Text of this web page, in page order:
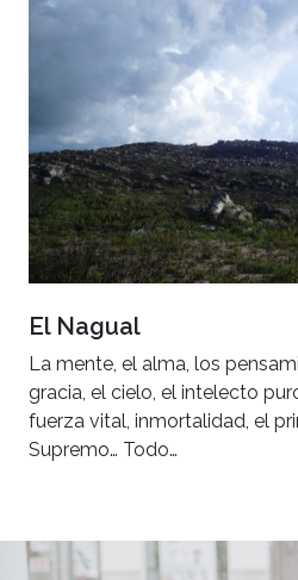
El Nagual
La mente, el alma, los
gracia, el cielo, el intelecto
fuerza vital, inmortalidad, el
Supremo… Todo…